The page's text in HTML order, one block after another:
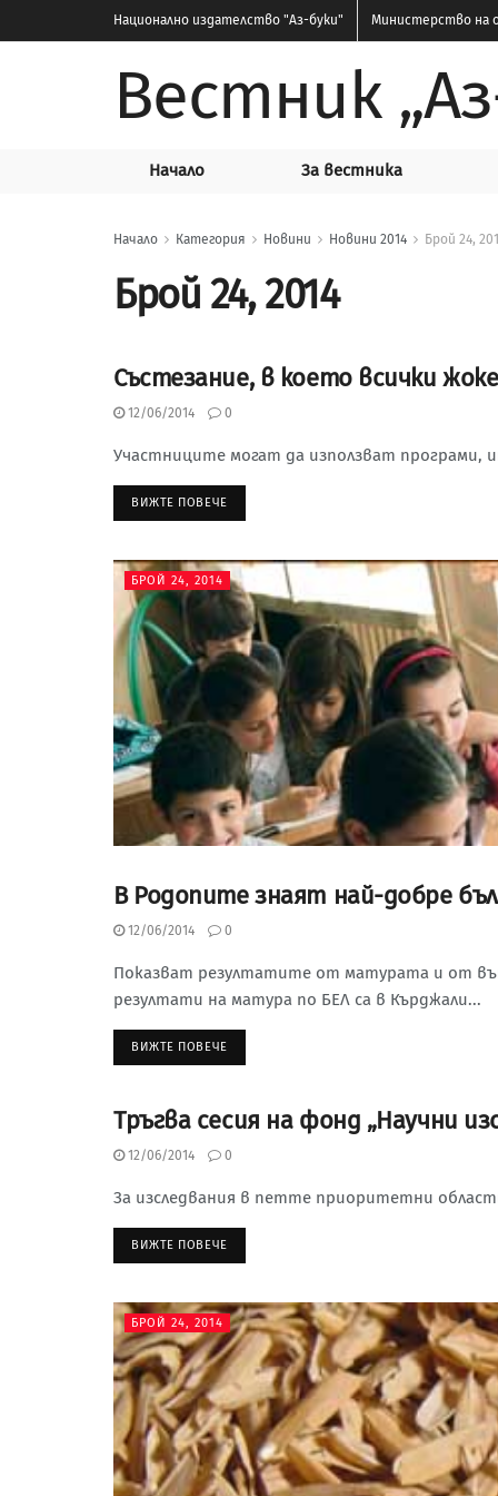
Национално издателство "Аз-буки" Министерство на
Вестник
Начало За вестника
Начало Категория Новини Новини 2014 Брой 24,
Брой 24, 2014
БРОЙ 24, 2014
Състезание, в което всички
12/06/2014 0
Участниците могат да използват програми,
ВИЖТЕ ПОВЕЧЕ
БРОЙ 24, 2014
БРОЙ 24, 2014
В Родопите знаят най-добре
12/06/2014 0
Показват резултатите от матурата и от
резултати на матура по БЕЛ са в Кърджали...
ВИЖТЕ ПОВЕЧЕ
БРОЙ 24, 2014
Тръгва сесия на фонд „Научни
12/06/2014 0
За изследвания в петте приоритетни
ВИЖТЕ ПОВЕЧЕ
БРОЙ 24, 2014